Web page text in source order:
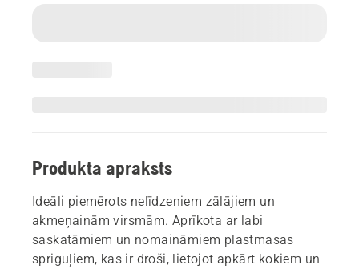
Produkta apraksts
Ideāli piemērots nelīdzeniem zālājiem un
akmeņainām virsmām. Aprīkota ar labi
saskatāmiem un nomaināmiem plastmasas
spriguļiem, kas ir droši, lietojot apkārt kokiem un